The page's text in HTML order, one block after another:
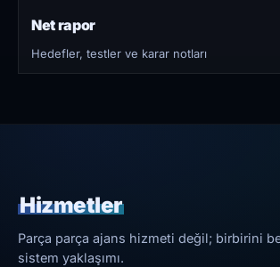
Net rapor
Hedefler, testler ve karar notları
Hizmetler
Parça parça ajans hizmeti değil; birbirini
sistem yaklaşımı.